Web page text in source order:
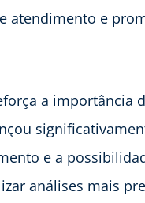
atendimento e
a importância
e a
análises mais